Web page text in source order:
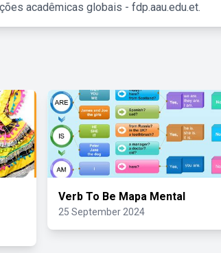
acadêmicas globais - fdp.aau.edu.et.
Verb To Be Mapa Mental
25 September 2024